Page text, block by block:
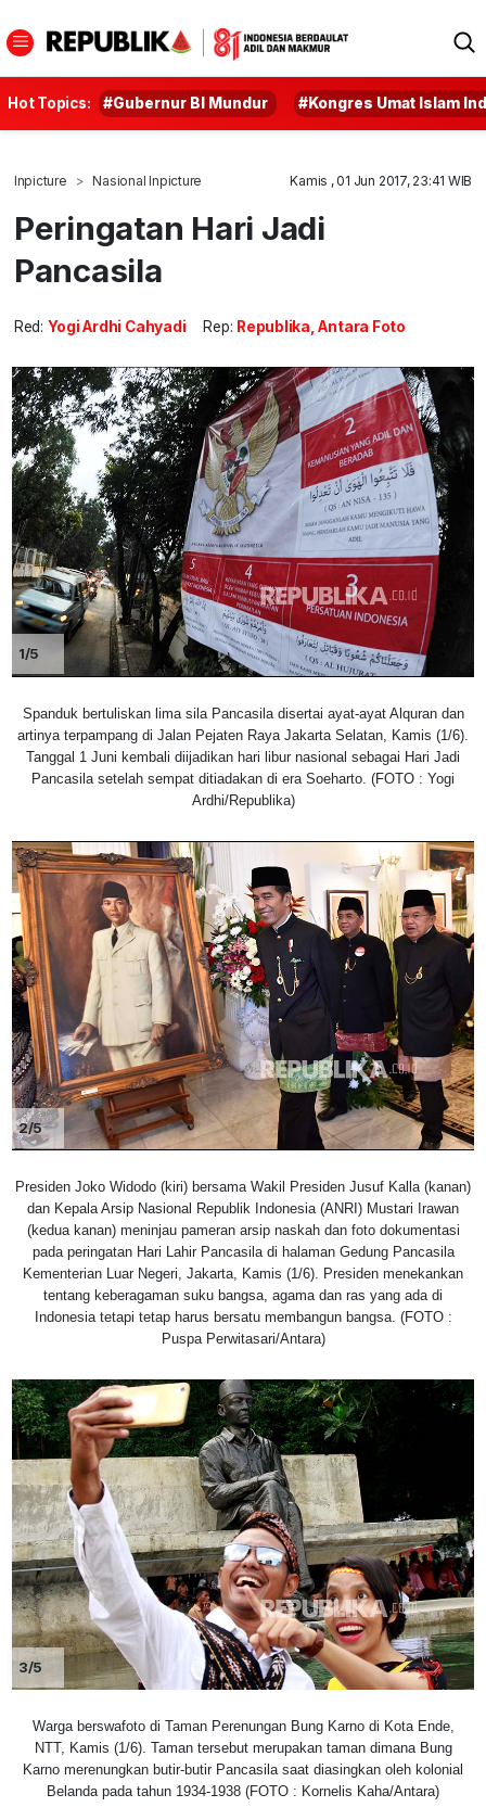
Hot Topics: #Gubernur BI Mundur #Kongres Umat Islam
Inpicture Nasional Inpicture Kamis , 01 Jun 2017, 23:41 WIB
Peringatan Hari Jadi
Pancasila
Red: Yogi Ardhi Cahyadi Rep: Republika, Antara Foto
1/5
Spanduk bertuliskan lima sila Pancasila disertai ayat-ayat Alquran dan
artinya terpampang di Jalan Pejaten Raya Jakarta Selatan, Kamis (1/6).
Tanggal 1 Juni kembali diijadikan hari libur nasional sebagai Hari Jadi
Pancasila setelah sempat ditiadakan di era Soeharto. (FOTO : Yogi
Ardhi/Republika)
2/5
Presiden Joko Widodo (kiri) bersama Wakil Presiden Jusuf Kalla (kanan)
dan Kepala Arsip Nasional Republik Indonesia (ANRI) Mustari Irawan
(kedua kanan) meninjau pameran arsip naskah dan foto dokumentasi
pada peringatan Hari Lahir Pancasila di halaman Gedung Pancasila
Kementerian Luar Negeri, Jakarta, Kamis (1/6). Presiden menekankan
tentang keberagaman suku bangsa, agama dan ras yang ada di
Indonesia tetapi tetap harus bersatu membangun bangsa. (FOTO :
Puspa Perwitasari/Antara)
3/5
Warga berswafoto di Taman Perenungan Bung Karno di Kota Ende,
NTT, Kamis (1/6). Taman tersebut merupakan taman dimana Bung
Karno merenungkan butir-butir Pancasila saat diasingkan oleh kolonial
Belanda pada tahun 1934-1938 (FOTO : Kornelis Kaha/Antara)